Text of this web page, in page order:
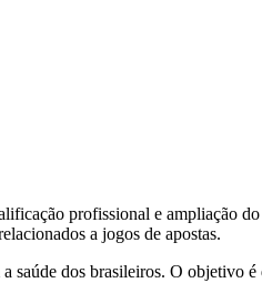
profissional e ampliação
a jogos de apostas.
saúde dos brasileiros. O objetivo